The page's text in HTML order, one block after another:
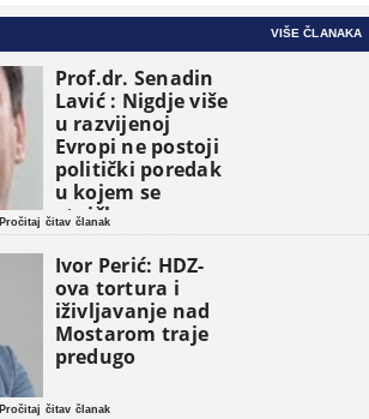
VIŠE ČLANAKA
Prof.dr. Senadin
Lavić : Nigdje više
u razvijenoj
Evropi ne postoji
politički poredak
u kojem se
etničke grupe
pojavljuju kao
osnovne
političke jedinice
Pročitaj čitav članak
Ivor Perić: HDZ-
ova tortura i
iživljavanje nad
Mostarom traje
predugo
Pročitaj čitav članak